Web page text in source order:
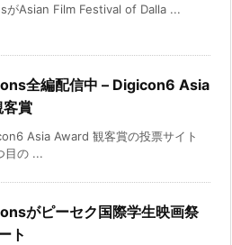
がAsian Film Festival of Dalla ...
全編配信中 – Digicon6 Asia
賞
Asia Award 観客賞の投票サイト
目の ...
がピーセク国際学生映画祭
ト